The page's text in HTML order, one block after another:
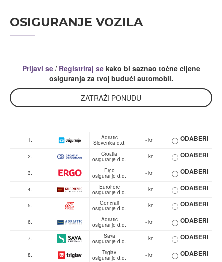
OSIGURANJE VOZILA
Prijavi se/ Registriraj sekako bi saznao točne cijene
osiguranja za tvoj budući automobil.
ZATRAŽI PONUDU
1. Adriatic
Slovenica d.d. - kn ODABERI
2. Croatia
osiguranje d.d. - kn ODABERI
3. Ergo
osiguranje d.d. - kn ODABERI
4. Euroherc
osiguranje d.d. - kn ODABERI
5. Generali
osiguranje d.d. - kn ODABERI
6. Adriatic
osiguranje d.d. - kn ODABERI
7. Sava
osiguranje d.d. - kn ODABERI
8. Triglav
osiguranje d.d. - kn ODABERI